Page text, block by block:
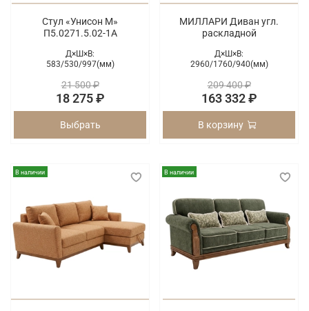
Стул «Унисон М»
П5.0271.5.02-1А
Д×Ш×В:
583/530/997(мм)
21 500 ₽
18 275 ₽
Выбрать
МИЛЛАРИ Диван угл.
раскладной
Д×Ш×В:
2960/1760/940(мм)
209 400 ₽
163 332 ₽
В корзину
В наличии В наличии